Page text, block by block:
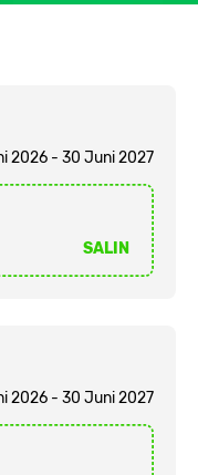
2026 - 30 Juni 2027
SALIN
2026 - 30 Juni 2027